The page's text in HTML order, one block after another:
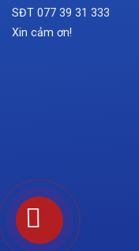
SĐT 077 39 31 333
Xin cảm ơn!